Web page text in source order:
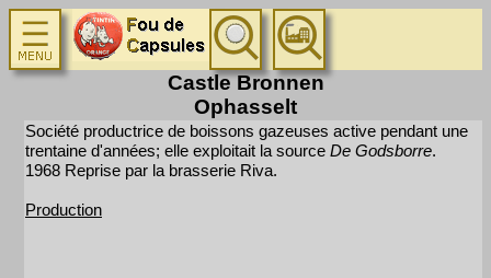
Castle Bronnen
Ophasselt
Société productrice de boissons gazeuses active pendant une
trentaine d'années; elle exploitait la source De Godsborre.
1968 Reprise par la brasserie Riva.
Production